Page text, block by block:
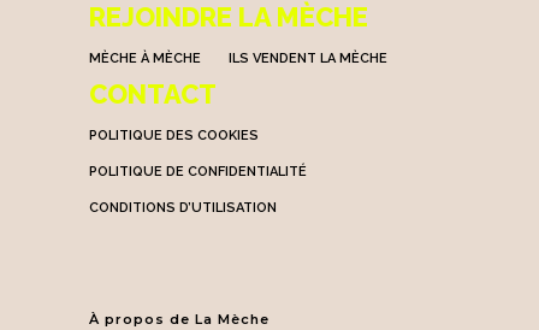
REJOINDRE LA MÈCHE
MÈCHE À MÈCHE ILS VENDENT LA MÈCHE
CONTACT
POLITIQUE DES COOKIES
POLITIQUE DE CONFIDENTIALITÉ
CONDITIONS D’UTILISATION
À propos de La Mèche